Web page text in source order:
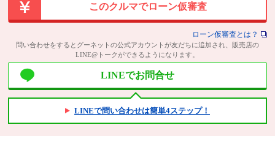
このクルマでローン仮審査
ローン仮審査とは？
問い合わせをするとグーネットの公式アカウントが友だちに追加され、販売店の
LINE@トークができるようになります。
LINEでお問合せ
LINEで問い合わせは簡単4ステップ！